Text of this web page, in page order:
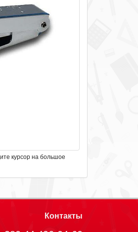
курсор на большое
Контакты